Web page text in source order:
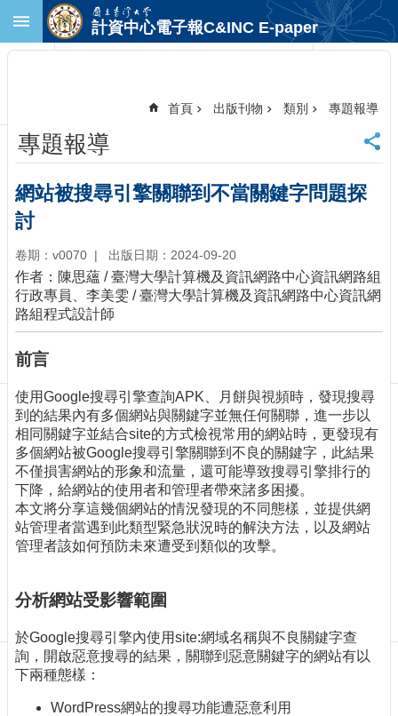
跳到主要內容區塊
首
頁
臺
大
計
中
首
頁
絡
訊
訂
閱/
取
消
網
站
導
最
消
息
計資中心電子報C&INC E-paper
首頁 出版刊物 類別 專題報導
專題報導
網站被搜尋引擎關聯到不當關鍵字問題探
討
卷期：v0070 出版日期：2024-09-20
作者：陳思蘊 / 臺灣大學計算機及資訊網路中心資訊網路組
行政專員、李美雯 / 臺灣大學計算機及資訊網路中心資訊網
路組程式設計師
前言
使用Google搜尋引擎查詢APK、月餅與視頻時，發現搜尋
到的結果內有多個網站與關鍵字並無任何關聯，進一步以
相同關鍵字並結合site的方式檢視常用的網站時，更發現有
多個網站被Google搜尋引擎關聯到不良的關鍵字，此結果
不僅損害網站的形象和流量，還可能導致搜尋引擎排行的
下降，給網站的使用者和管理者帶來諸多困擾。
本文將分享這幾個網站的情況發現的不同態樣，並提供網
站管理者當遇到此類型緊急狀況時的解決方法，以及網站
管理者該如何預防未來遭受到類似的攻擊。
分析網站受影響範圍
於Google搜尋引擎內使用site:網域名稱與不良關鍵字查
詢，開啟惡意搜尋的結果，關聯到惡意關鍵字的網站有以
下兩種態樣：
WordPress網站的搜尋功能遭惡意利用